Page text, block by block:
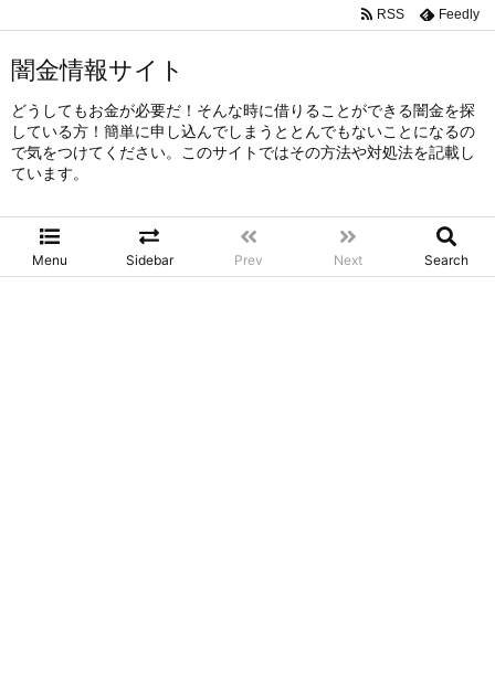
闇金情報サイト
どうしてもお金が必要だ！そんな時に借りることができる闇金を探
している方！簡単に申し込んでしまうととんでもないことになるの
で気をつけてください。このサイトではその方法や対処法を記載し
ています。
Menu Sidebar Prev Next Search
RSS Feedly